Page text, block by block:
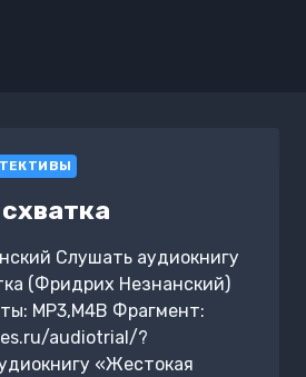
Слушать аудиокнигу
(Фридрих Незнанский)
MP3,M4B Фрагмент:
audiotrial/?
«Жестокая